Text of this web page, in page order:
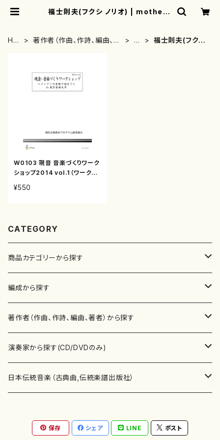
福士則夫(フクシ ノリオ) | mothere
HO
著作者（作曲、作詩、編曲、著
は
福士則夫(フクシ
W0103 現音 音楽づくりワーク
ショップ2014 vol.1（ワークシ
ト）
¥550
CATEGORY
商品カテゴリーから探す
楽譜
書籍
書籍
テキストブック
CD・DVD
チケット
邦楽ジャーナル
レコード
編成から探す
邦楽器
箏・琴（ソロ）
箏・琴（合奏）
三味線（合奏）
合唱
混声合唱
男声合唱
歌・声
ピアノ（ソロ）
洋楽器（弦楽器）
著作者（作曲、作詩、編曲、著者）から探す
あ行
青木省三(アオキ ショウゾウ)
秋山健治(アキヤマ ケンジ）
か行
蔭山滸山(カゲヤマ キョザン)
斉藤松声(サイトウ ショウセイ)
演奏家から探す(CD/DVDのみ)
邦楽（箏、三味線、尺八等）演奏家
石川高（笙）
應和惠子（声楽・ソプラノ）
洋楽-鍵盤楽器（ピアノ、オルガン等）演奏家
日本伝統音楽（古典曲,伝統楽譜出版社）
宮城道雄（宮城宗家監修）
地歌箏曲（三絃古典楽譜）
保存 シェア LINE ポスト